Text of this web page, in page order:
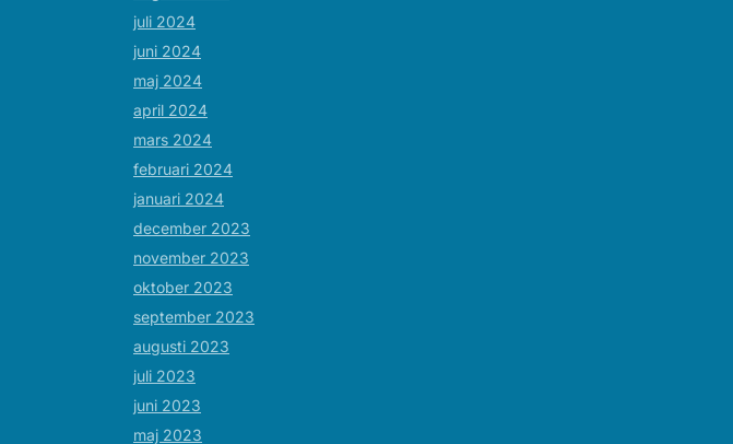
juli 2024
juni 2024
maj 2024
april 2024
mars 2024
februari 2024
januari 2024
december 2023
november 2023
oktober 2023
september 2023
augusti 2023
juli 2023
juni 2023
maj 2023